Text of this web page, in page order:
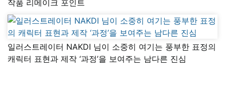
작품 리메이크 포인트
일러스트레이터 NAKDI 님이 소중히 여기는 풍부한 표정의
캐릭터 표현과 제작 ‘과정’을 보여주는 남다른 진심